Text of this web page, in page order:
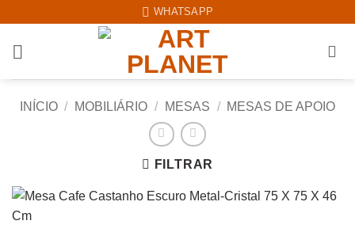
content
WHATSAPP
INÍCIO / MOBILIÁRIO / MESAS / MESAS DE APOIO
FILTRAR